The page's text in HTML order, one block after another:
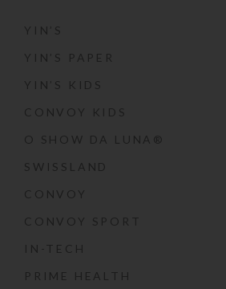
YIN’S
YIN’S PAPER
YIN’S KIDS
CONVOY KIDS
O SHOW DA LUNA®
SWISSLAND
CONVOY
CONVOY SPORT
IN-TECH
PRIME HEALTH